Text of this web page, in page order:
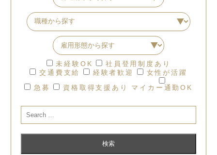
未経験OK
社員登用制度あり
交通費支給
経験者歓迎
女性が活躍
急募
資格取得支援あり マイカー通勤OK